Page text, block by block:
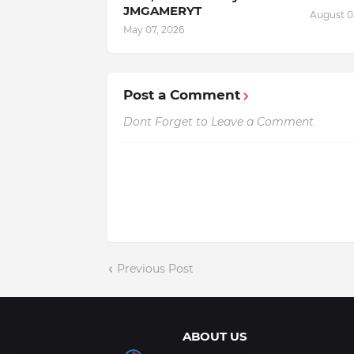
JMGAMERYT
May 07, 2026
August
Post a Comment
Dont Forget to Leave a Comment
Previous Post
ABOUT US